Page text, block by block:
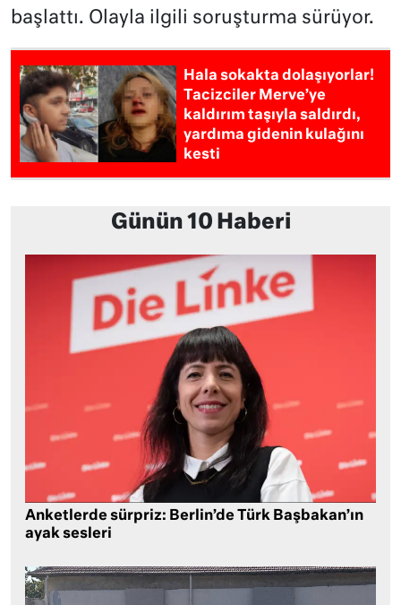
başlattı. Olayla ilgili soruşturma sürüyor.
Hala sokakta dolaşıyorlar!
Tacizciler Merve’ye
kaldırım taşıyla saldırdı,
yardıma gidenin kulağını
kesti
Günün 10 Haberi
Anketlerde sürpriz: Berlin’de Türk Başbakan’ın
ayak sesleri